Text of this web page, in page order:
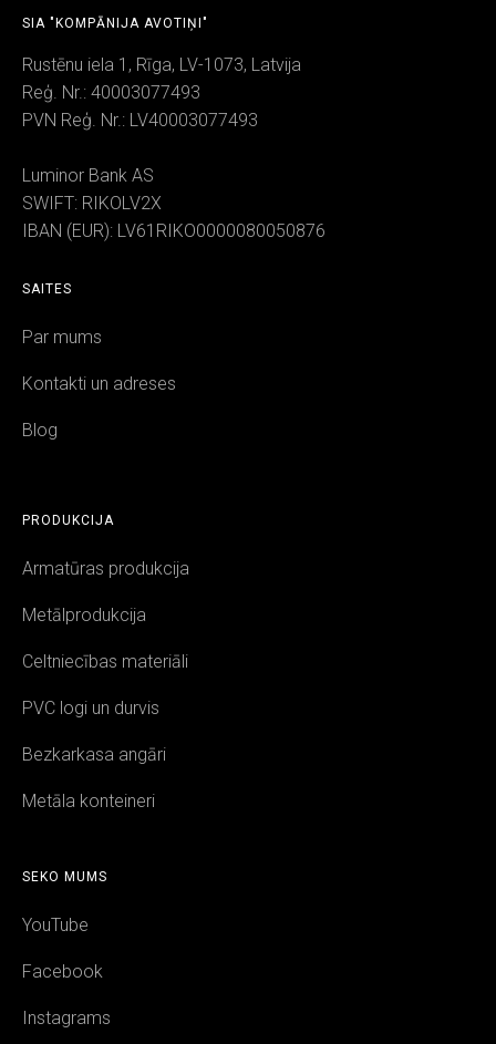
SIA "KOMPĀNIJA AVOTIŅI"
Rustēnu iela 1, Rīga, LV-1073, Latvija
Reģ. Nr.: 40003077493
PVN Reģ. Nr.: LV40003077493
Luminor Bank AS
SWIFT: RIKOLV2X
IBAN (EUR): LV61RIKO0000080050876
SAITES
Par mums
Kontakti un adreses
Blog
PRODUKCIJA
Armatūras produkcija
Metālprodukcija
Celtniecības materiāli
PVC logi un durvis
Bezkarkasa angāri
Metāla konteineri
SEKO MUMS
YouTube
Facebook
Instagrams